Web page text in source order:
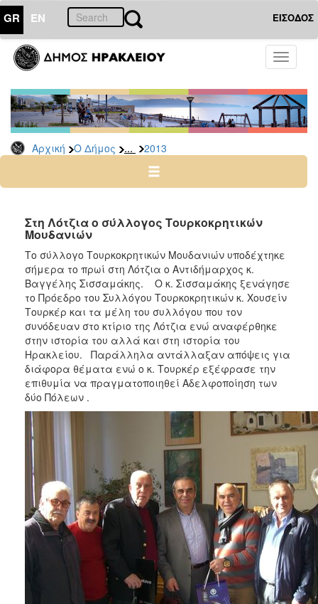
GR EN ΕΙΣΟΔΟΣ
Toggle
Αρχική Ο Δήμος ... 2013
ΔΗΜΟΣ
Δελτία
Τύπου
Αρχείο
2026
2024
2022
2021
2020
2019
2018
2017
2016
2015
2013
2012
2011
2010
2006
Στη Λότζια ο σύλλογος Τουρκοκρητικών
Μουδανιών
Το σύλλογο Τουρκοκρητικών Μουδανιών υποδέχτηκε
σήμερα το πρωί στη Λότζια ο Αντιδήμαρχος κ.
Βαγγέλης Σισσαμάκης. Ο κ. Σισσαμάκης ξενάγησε
το Πρόεδρο του Συλλόγου Τουρκοκρητικών κ. Χουσείν
Τουρκέρ και τα μέλη του συλλόγου που τον
συνόδευαν στο κτίριο της Λότζια ενώ αναφέρθηκε
στην ιστορία του αλλά και στη ιστορία του
Ηρακλείου. Παράλληλα αντάλλαξαν απόψεις για
διάφορα θέματα ενώ ο κ. Τουρκέρ εξέφρασε την
επιθυμία να πραγματοποιηθεί Αδελφοποίηση των
δύο Πόλεων .